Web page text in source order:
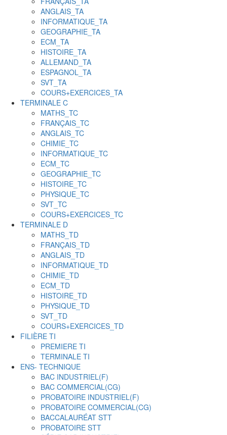
ANGLAIS_TA
INFORMATIQUE_TA
GEOGRAPHIE_TA
ECM_TA
HISTOIRE_TA
ALLEMAND_TA
ESPAGNOL_TA
SVT_TA
COURS+EXERCICES_TA
TERMINALE C
MATHS_TC
FRANÇAIS_TC
ANGLAIS_TC
CHIMIE_TC
INFORMATIQUE_TC
ECM_TC
GEOGRAPHIE_TC
HISTOIRE_TC
PHYSIQUE_TC
SVT_TC
COURS+EXERCICES_TC
TERMINALE D
MATHS_TD
FRANÇAIS_TD
ANGLAIS_TD
INFORMATIQUE_TD
CHIMIE_TD
ECM_TD
HISTOIRE_TD
PHYSIQUE_TD
SVT_TD
COURS+EXERCICES_TD
FILIÈRE TI
PREMIERE TI
TERMINALE TI
ENS- TECHNIQUE
BAC INDUSTRIEL(F)
BAC COMMERCIAL(CG)
PROBATOIRE INDUSTRIEL(F)
PROBATOIRE COMMERCIAL(CG)
BACCALAURÉAT STT
PROBATOIRE STT